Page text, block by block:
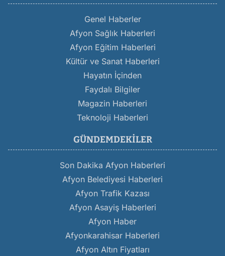
Genel Haberler
Afyon Sağlık Haberleri
Afyon Eğitim Haberleri
Kültür ve Sanat Haberleri
Hayatın İçinden
Faydalı Bilgiler
Magazin Haberleri
Teknoloji Haberleri
GÜNDEMDEKILER
Son Dakika Afyon Haberleri
Afyon Belediyesi Haberleri
Afyon Trafik Kazası
Afyon Asayiş Haberleri
Afyon Haber
Afyonkarahisar Haberleri
Afyon Altın Fiyatları